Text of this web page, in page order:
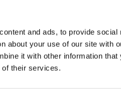
and ads, to provide
about your use of our site with
it with other information that
of their services.
products
purchase process